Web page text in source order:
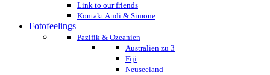
Link to our friends
Kontakt Andi & Simone
Fotofeelings
Pazifik & Ozeanien
Australien zu 3
Fiji
Neuseeland